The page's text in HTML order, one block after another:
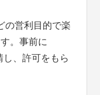
の営利目的で楽
。事前に
、許可をもら